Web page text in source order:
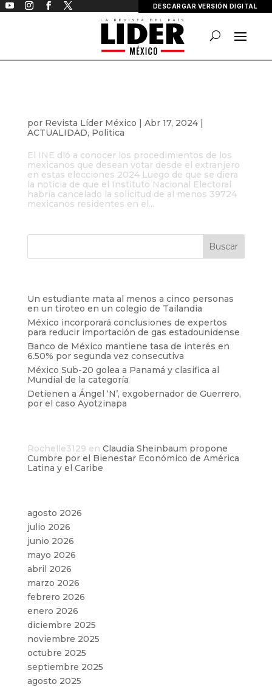
DESCARGAR VERSIÓN DIGITAL
por Revista Líder México | Abr 17, 2024|
ACTUALIDAD, Politica
El INE dió a conocer los procedimientos de los
mexicanos que desean votar desde el extranjero
en estas elecciones 2024 Luego de que se diera
la noticia de que el Instituto Nacional Electoral
habría cancelado la solicitud de al menos 39724
mexicanos residentes en el...
Un estudiante mata al menos a cinco personas
en un tiroteo en un colegio de Tailandia
México incorporará conclusiones de expertos
para reducir importación de gas estadounidense
Banco de México mantiene tasa de interés en
6.50% por segunda vez consecutiva
México Sub-20 golea a Panamá y clasifica al
Mundial de la categoría
Detienen a Ángel ‘N’, exgobernador de Guerrero,
por el caso Ayotzinapa
Rochelle3129 en Claudia Sheinbaum propone
Cumbre por el Bienestar Económico de América
Latina y el Caribe
agosto 2026
julio 2026
junio 2026
mayo 2026
abril 2026
marzo 2026
febrero 2026
enero 2026
diciembre 2025
noviembre 2025
octubre 2025
septiembre 2025
agosto 2025